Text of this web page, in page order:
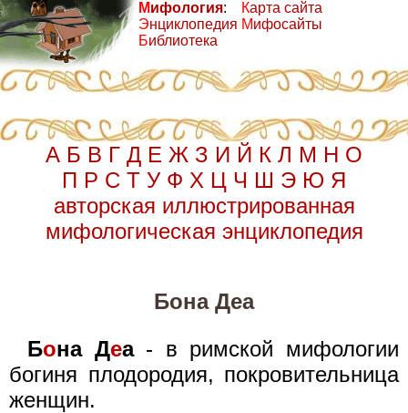
Мифология:
Энциклопедия
Библиотека
Карта сайта
Мифосайты
А Б В Г Д Е Ж З И Й К Л М Н О
П Р С Т У Ф Х Ц Ч Ш Э Ю Я
авторская иллюстрированная
мифологическая энциклопедия
Бона Деа
Бона Деа- в римской мифологии
богиня плодородия, покровительница
женщин.